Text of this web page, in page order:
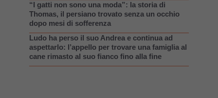
“I gatti non sono una moda”: la storia di
Thomas, il persiano trovato senza un occhio
dopo mesi di sofferenza
Ludo ha perso il suo Andrea e continua ad
aspettarlo: l’appello per trovare una famiglia al
cane rimasto al suo fianco fino alla fine